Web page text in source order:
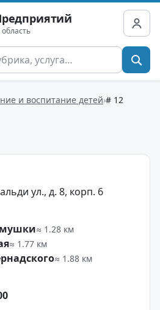
и воспитание детей # 12
ул., д. 8, корп. 6
≈ 1.28 км
≈ 1.77 км
≈ 1.88 км